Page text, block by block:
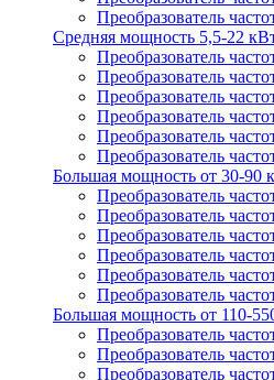
Преобразователь
Средняя мощность 5,5-22
Преобразователь
Преобразователь
Преобразователь
Преобразователь
Преобразователь
Преобразователь
Большая мощность от 30-90
Преобразователь
Преобразователь
Преобразователь
Преобразователь
Преобразователь
Преобразователь
Большая мощность от 110-
Преобразователь
Преобразователь
Преобразователь